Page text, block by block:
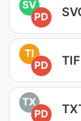
SV
PD
TI
PD
TX
PD